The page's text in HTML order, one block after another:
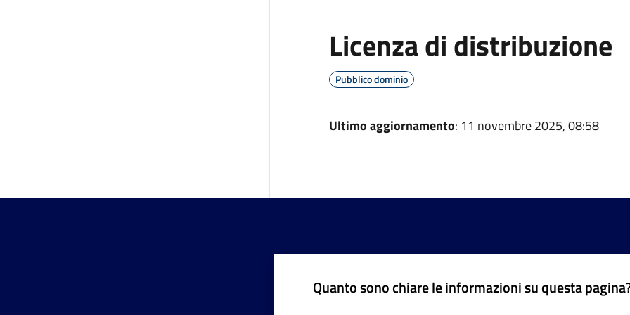
Licenza di distribuzione
Pubblico dominio
Ultimo aggiornamento: 11 novembre 2025, 08:58
Quanto sono chiare le informazioni su questa